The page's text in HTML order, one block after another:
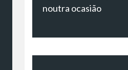
noutra ocasião